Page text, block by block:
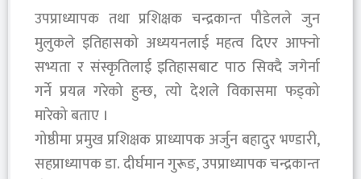
उपप्राध्यापक तथा प्रशिक्षक चन्द्रकान्त पौडेलले जुन
मुलुकले इतिहासको अध्ययनलाई महत्व दिएर आफ्नो
सभ्यता र संस्कृतिलाई इतिहासबाट पाठ सिक्दै जगेर्ना
गर्ने प्रयत्न गरेको हुन्छ, त्यो देशले विकासमा फड्को
मारेको बताए ।
गोष्ठीमा प्रमुख प्रशिक्षक प्राध्यापक अर्जुन बहादुर भण्डारी,
सहप्राध्यापक डा. दीर्घमान गुरूङ, उपप्राध्यापक चन्द्रकान्त